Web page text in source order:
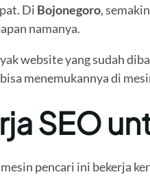
Di Bojonegoro,
namanya.
website yang sudah
menemukannya di
SEO
pencari ini bekerja